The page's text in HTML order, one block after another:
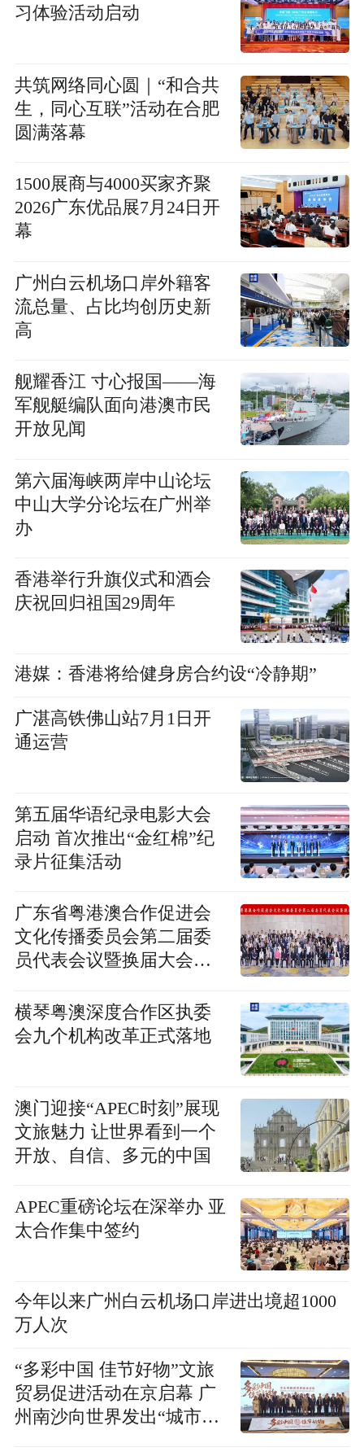
习体验活动启动
共筑网络同心圆｜“和合共
生，同心互联”活动在合肥
圆满落幕
1500展商与4000买家齐聚
2026广东优品展7月24日开
幕
广州白云机场口岸外籍客
流总量、占比均创历史新
高
舰耀香江 寸心报国——海
军舰艇编队面向港澳市民
开放见闻
第六届海峡两岸中山论坛
中山大学分论坛在广州举
办
香港举行升旗仪式和酒会
庆祝回归祖国29周年
港媒：香港将给健身房合约设“冷静期”
广湛高铁佛山站7月1日开
通运营
第五届华语纪录电影大会
启动 首次推出“金红棉”纪
录片征集活动
广东省粤港澳合作促进会
文化传播委员会第二届委
员代表会议暨换届大会在
横琴粤澳深度合作区执委
会九个机构改革正式落地
澳门迎接“APEC时刻”展现
文旅魅力 让世界看到一个
开放、自信、多元的中国
APEC重磅论坛在深举办 亚
太合作集中签约
今年以来广州白云机场口岸进出境超1000
万人次
“多彩中国 佳节好物”文旅
贸易促进活动在京启幕 广
州南沙向世界发出“城市邀